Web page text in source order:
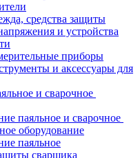
средства защиты
и устройства
приборы
и аксессуары для
и сварочное
паяльное и сварочное
оборудование
паяльное
сварщика